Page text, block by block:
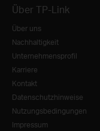
Über TP-Link
Über uns
Nachhaltigkeit
Unternehmensprofil
Karriere
Kontakt
Datenschutzhinweise
Nutzungsbedingungen
Impressum